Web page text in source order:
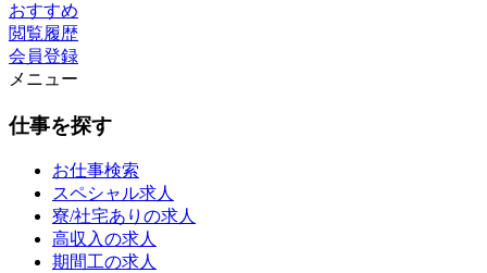
おすすめ
閲覧履歴
会員登録
メニュー
仕事を探す
お仕事検索
スペシャル求人
寮/社宅ありの求人
高収入の求人
期間工の求人